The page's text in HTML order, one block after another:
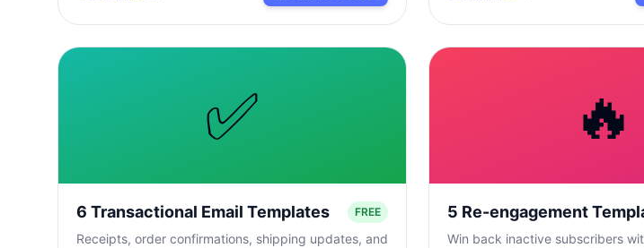
✅
6 Transactional Email Templates FREE
Receipts, order confirmations, shipping updates, and
🔥
5 Re-engagement
Win back inactive subscribers